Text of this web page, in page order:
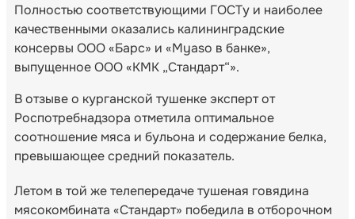
Полностью соответствующими ГОСТу и наиболее
качественными оказались калининградские
консервы ООО «Барс» и «Myaso в банке»,
выпущенное ООО «КМК „Стандарт“».
В отзыве о курганской тушенке эксперт от
Роспотребнадзора отметила оптимальное
соотношение мяса и бульона и содержание белка,
превышающее средний показатель.
Летом в той же телепередаче тушеная говядина
мясокомбината «Стандарт» победила в отборочном